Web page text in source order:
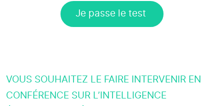
Je passe le test
VOUS SOUHAITEZ LE FAIRE INTERVENIR EN
CONFÉRENCE SUR L’INTELLIGENCE